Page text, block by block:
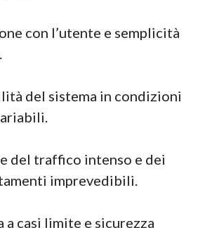
con l’utente e semplicità
del sistema in condizioni
del traffico intenso e dei
imprevedibili.
a casi limite e sicurezza